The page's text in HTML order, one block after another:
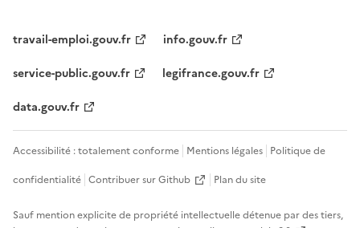
travail-emploi.gouv.fr
info.gouv.fr
service-public.gouv.fr
legifrance.gouv.fr
data.gouv.fr
Accessibilité : totalement conforme Mentions légales Politique de
confidentialité Contribuer sur Github Plan du site
Sauf mention explicite de propriété intellectuelle détenue par des tiers,